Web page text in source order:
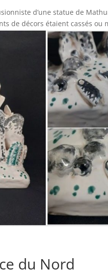
d’une statue de
de décors étaient cassés ou
du Nord